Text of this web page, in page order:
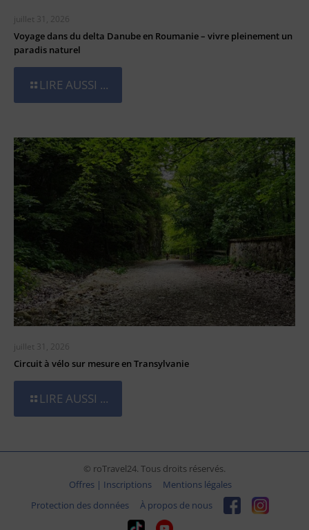
juillet 31, 2026
Voyage dans du delta Danube en Roumanie – vivre pleinement un
paradis naturel
LIRE AUSSI ...
juillet 31, 2026
Circuit à vélo sur mesure en Transylvanie
LIRE AUSSI ...
© roTravel24. Tous droits réservés.
Offres | Inscriptions
Mentions légales
Protection des données
À propos de nous